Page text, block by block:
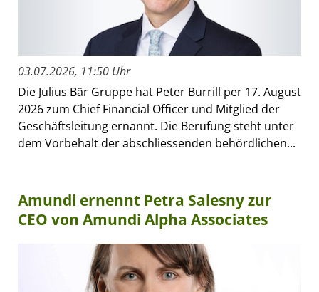
03.07.2026, 11:50 Uhr
Die Julius Bär Gruppe hat Peter Burrill per 17. August
2026 zum Chief Financial Officer und Mitglied der
Geschäftsleitung ernannt. Die Berufung steht unter
dem Vorbehalt der abschliessenden behördlichen...
Amundi ernennt Petra Salesny zur
CEO von Amundi Alpha Associates